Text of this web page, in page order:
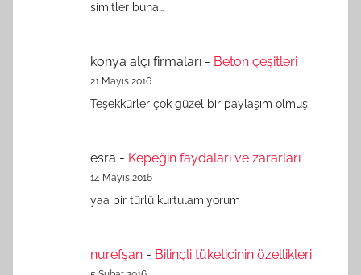
simitler buna…
konya alçı firmaları - Beton çeşitleri
21 Mayıs 2016
Teşekkürler çok güzel bir paylaşım olmuş.
esra - Kepeğin faydaları ve zararları
14 Mayıs 2016
yaa bir türlü kurtulamıyorum
nurefşan - Bilinçli tüketicinin özellikleri